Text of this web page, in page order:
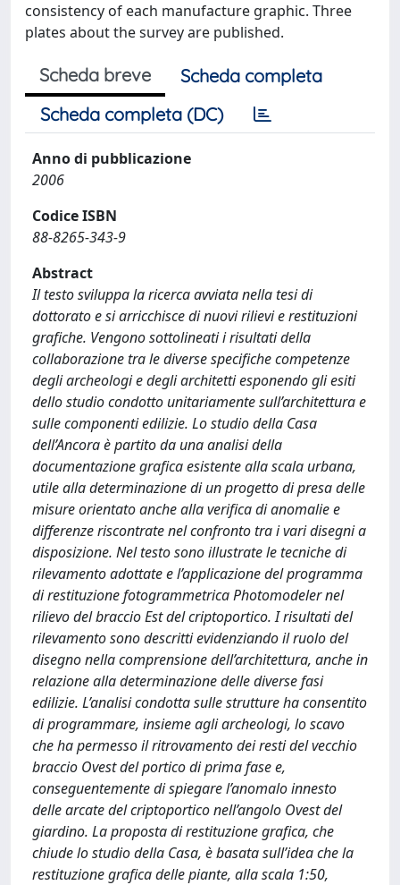
consistency of each manufacture graphic. Three
plates about the survey are published.
Scheda breve
Scheda completa
Scheda completa (DC)
Anno di pubblicazione
2006
Codice ISBN
88-8265-343-9
Abstract
Il testo sviluppa la ricerca avviata nella tesi di
dottorato e si arricchisce di nuovi rilievi e restituzioni
grafiche. Vengono sottolineati i risultati della
collaborazione tra le diverse specifiche competenze
degli archeologi e degli architetti esponendo gli esiti
dello studio condotto unitariamente sull’architettura e
sulle componenti edilizie. Lo studio della Casa
dell’Ancora è partito da una analisi della
documentazione grafica esistente alla scala urbana,
utile alla determinazione di un progetto di presa delle
misure orientato anche alla verifica di anomalie e
differenze riscontrate nel confronto tra i vari disegni a
disposizione. Nel testo sono illustrate le tecniche di
rilevamento adottate e l’applicazione del programma
di restituzione fotogrammetrica Photomodeler nel
rilievo del braccio Est del criptoportico. I risultati del
rilevamento sono descritti evidenziando il ruolo del
disegno nella comprensione dell’architettura, anche in
relazione alla determinazione delle diverse fasi
edilizie. L’analisi condotta sulle strutture ha consentito
di programmare, insieme agli archeologi, lo scavo
che ha permesso il ritrovamento dei resti del vecchio
braccio Ovest del portico di prima fase e,
conseguentemente di spiegare l’anomalo innesto
delle arcate del criptoportico nell’angolo Ovest del
giardino. La proposta di restituzione grafica, che
chiude lo studio della Casa, è basata sull’idea che la
restituzione grafica delle piante, alla scala 1:50,